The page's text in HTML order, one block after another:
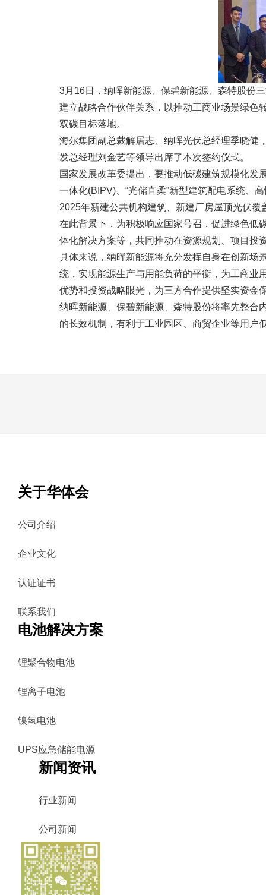
3月16日，纳晖新能源、保碧新能源、森特股份
建立战略合作伙伴关系，以推动工商业场景绿色
双碳目标落地。
海尔集团副总裁解居志、纳晖光伏总经理季晓健
发总经理刘金艺等领导出席了本次签约仪式。
国家发展改革委提出，要推动低碳建筑规模化发
一体化(BIPV)、“光储直柔”新型建筑配电系统、
2025年新建公共机构建筑、新建厂房屋顶光伏覆
在此背景下，为积极响应国家号召，促进绿色低
体化解决方案等，共同推动在资源规划、项目投
具体来说，纳晖新能源将充分发挥自身在创新场
统，实现能源生产与用能负荷的平衡，为工商业
优势和投资战略眼光，为三方合作提供坚实资金
纳晖新能源、保碧新能源、森特股份将率先整合
的长效机制，有利于工业园区、商贸企业等用户
关于华体会
公司介绍
企业文化
认证证书
联系我们
电池解决方案
锂聚合物电池
锂离子电池
镍氢电池
UPS应急储能电源
新闻资讯
行业新闻
公司新闻